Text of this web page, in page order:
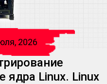
2026
ядра Linux. Linux